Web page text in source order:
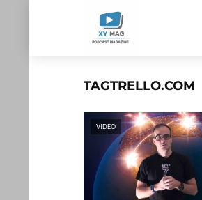
TAGTRELLO.COM
VIDÉO